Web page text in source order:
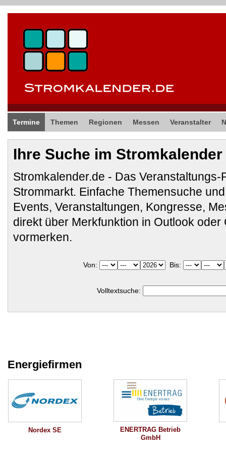
Termine Themen Regionen Messen Veranstalter
Ihre Suche im Stromkalender
Stromkalender.de - Das Veranstaltungs-
Strommarkt. Einfache Themensuche
Events, Veranstaltungen, Kongresse,
direkt über Merkfunktion in Outlook oder
vormerken.
Von: Bis:
Volltextsuche:
Energiefirmen
Nordex SE
ENERTRAG Betrieb
GmbH